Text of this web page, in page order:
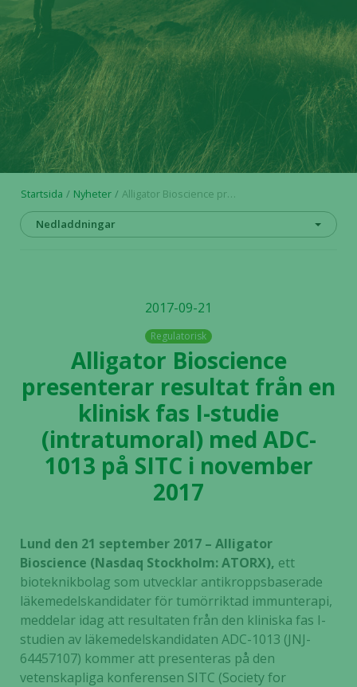
Startsida Nyheter Alligator Bioscience presenterar resultat från en klinisk fas I-studie (intratumoral) med ADC-1013 på SITC i november 2017
Nedladdningar
2017-09-21
Regulatorisk
Alligator Bioscience
presenterar resultat från en
klinisk fas I-studie
(intratumoral) med ADC-
1013 på SITC i november
2017
Lund den 21 september 2017 – Alligator
Bioscience (Nasdaq Stockholm: ATORX), ett
bioteknikbolag som utvecklar antikroppsbaserade
läkemedelskandidater för tumörriktad immunterapi,
meddelar idag att resultaten från den kliniska fas I-
studien av läkemedelskandidaten ADC-1013 (JNJ-
64457107) kommer att presenteras på den
vetenskapliga konferensen SITC (Society for